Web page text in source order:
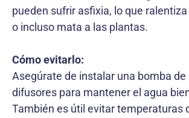
pueden sufrir asfixia, lo que
o incluso mata a las plantas.
Cómo evitarlo:
Asegúrate de instalar una bomba de
difusores para mantener el agua
También es útil evitar temperaturas